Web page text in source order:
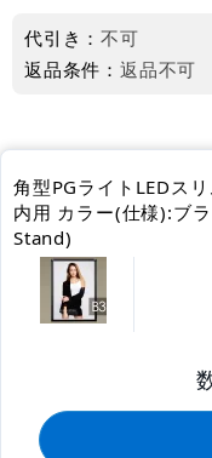
代引き：不可
返品条件： 返品不可
角型PGライトLEDス
内用 カラー(仕様):ブ
Stand)